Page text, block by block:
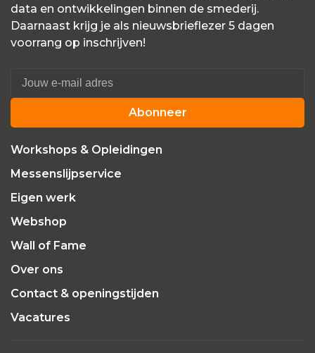
data en ontwikkelingen binnen de smederij.
Daarnaast krijg je als nieuwsbrieflezer 5 dagen
voorrang op inschrijven!
Abonneer
Workshops & Opleidingen
Messenslijpservice
Eigen werk
Webshop
Wall of Fame
Over ons
Contact & openingstijden
Vacatures